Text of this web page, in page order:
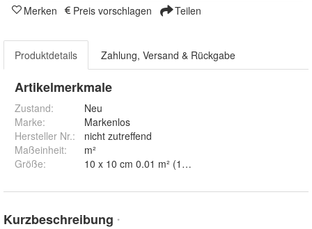
Merken Preis vorschlagen Teilen
Produktdetails Zahlung, Versand & Rückgabe
Artikelmerkmale
Zustand:
Neu
Marke:
Markenlos
Hersteller Nr.:
nicht zutreffend
Maßeinheit:
m²
Größe:
Kurzbeschreibung *